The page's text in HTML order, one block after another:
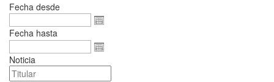
Fecha desde
Fecha hasta
Noticia